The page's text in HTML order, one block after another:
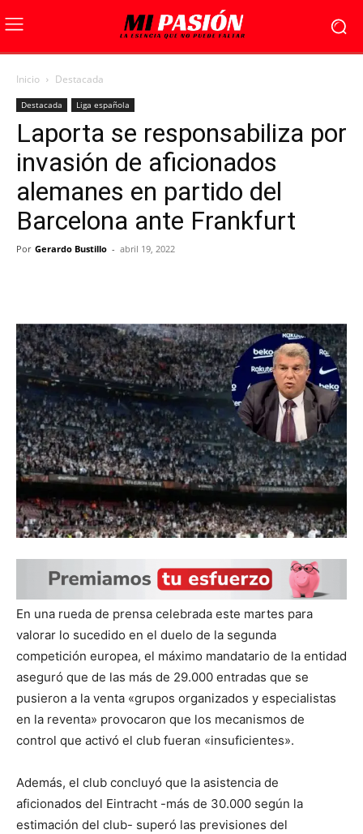
Inicio Destacada
Destacada Liga española
Laporta se responsabiliza por
invasión de aficionados
alemanes en partido del
Barcelona ante Frankfurt
Por Gerardo Bustillo - abril 19, 2022
En una rueda de prensa celebrada este martes para
valorar lo sucedido en el duelo de la segunda
competición europea, el máximo mandatario de la entidad
aseguró que de las más de 29.000 entradas que se
pusieron a la venta «grupos organizados y especialistas
en la reventa» provocaron que los mecanismos de
control que activó el club fueran «insuficientes».
Además, el club concluyó que la asistencia de
aficionados del Eintracht -más de 30.000 según la
estimación del club- superó las previsiones del